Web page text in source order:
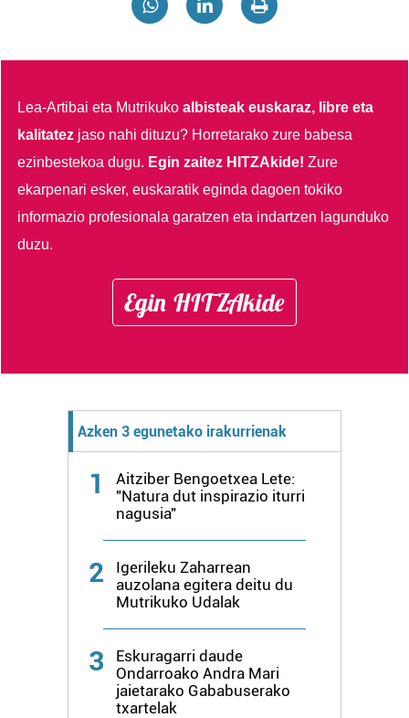
Lea-Artibai eta Mutrikukoalbisteak euskaraz, libre eta
kalitatez jaso nahi dituzu? Horretarako zure babesa
ezinbestekoa dugu. Egin zaitez HITZAkide!Zure
ekarpenari esker, euskaratik eginda dagoen tokiko
informazio profesionala garatzen eta indartzen lagunduko
duzu.
Egin HITZAkide
Azken 3 egunetako irakurrienak
1
Aitziber Bengoetxea Lete:
"Natura dut inspirazio iturri
nagusia"
2
Igerileku Zaharrean
auzolana egitera deitu du
Mutrikuko Udalak
3
Eskuragarri daude
Ondarroako Andra Mari
jaietarako Gababuserako
txartelak